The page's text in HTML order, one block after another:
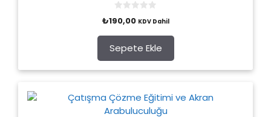
o
t
o
f
5
₺190,00 KDV Dahil
Sepete Ekle